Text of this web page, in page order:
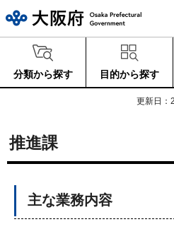
分類から探す 目的から探す
更新日：
推進課
主な業務内容